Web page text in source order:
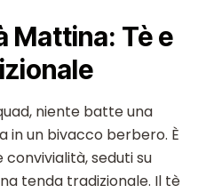
Mattina: Tè e
niente batte una
in un bivacco berbero. È
seduti su
tenda tradizionale. Il tè